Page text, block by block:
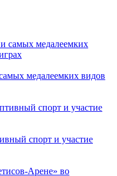
медалеемких видов
спорт и участие